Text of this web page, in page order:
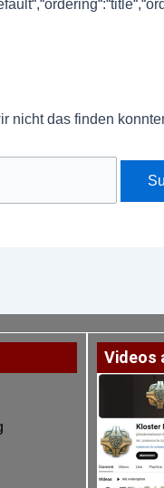
nicht das finden
Videos